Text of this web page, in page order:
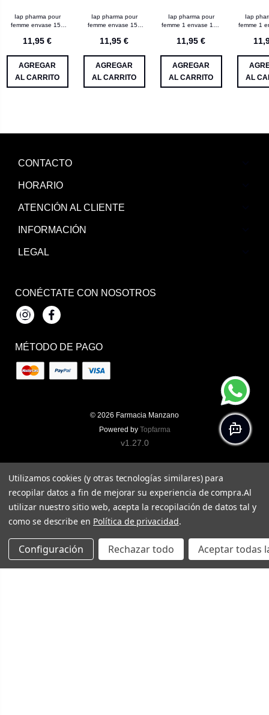
Iap pharma pour
femme envase 150
11,95 €
AGREGAR
AL CARRITO
Iap pharma pour
femme envase 150
11,95 €
AGREGAR
AL CARRITO
Iap pharma pour
femme 1 envase 150
11,95 €
AGREGAR
AL CARRITO
Iap
femme 1
AL
CONTACTO
HORARIO
ATENCIÓN AL CLIENTE
INFORMACIÓN
LEGAL
CONÉCTATE CON NOSOTROS
InstagramFacebook
MÉTODO DE PAGO
© 2026 Farmacia Manzano
Powered by Topfarma
v1.27.0
Utilizamos cookies (y otras tecnologías similares) para
recopilar datos a fin de mejorar su experiencia de compra.Al
utilizar nuestro sitio web, acepta la recopilación de datos tal y
como se describe en Política de privacidad.
Configuración Rechazar todo Aceptar todas